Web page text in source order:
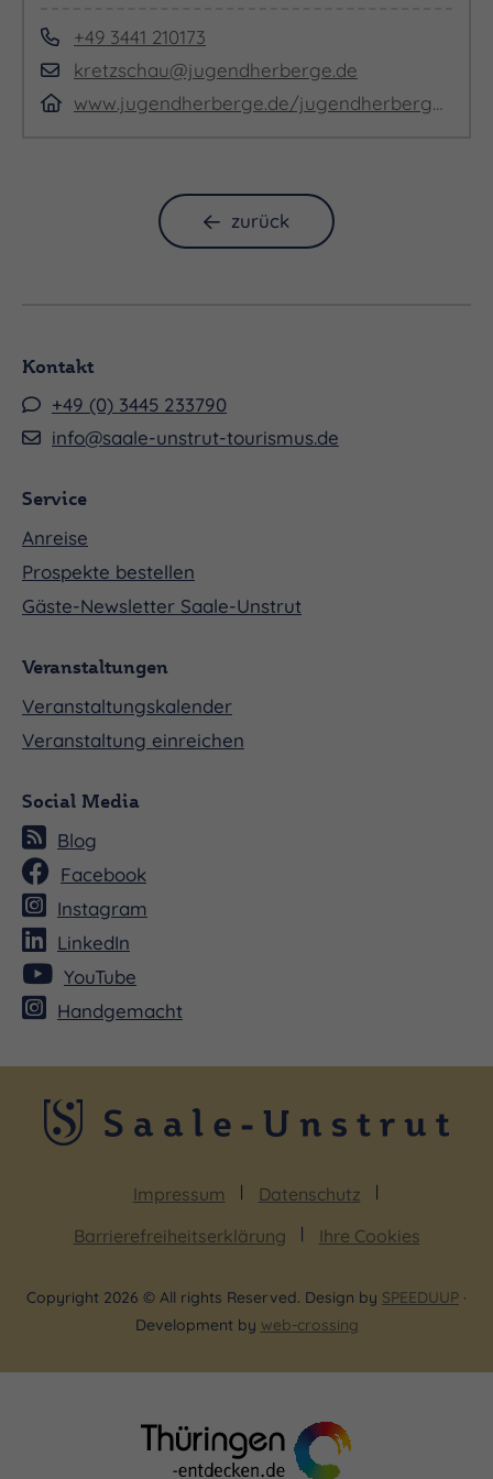
Tagen und Proben ist auf unserem großen, grünen
Areal am See besonders entspannt. Tagungs- und
Musikgruppen stehen fünf Seminarräume für bis
+49 3441 210173
kretzschau@jugendherberge.de
www.jugendherberge.de/jugendherbergen/kretzschau
zurück
Kontakt
+49 (0) 3445 233790
info@saale-unstrut-tourismus.de
Service
Anreise
Prospekte bestellen
Gäste-Newsletter Saale-Unstrut
Veranstaltungen
Veranstaltungskalender
Veranstaltung einreichen
Social Media
Blog
Facebook
Instagram
LinkedIn
YouTube
Handgemacht
Impressum
Datenschutz
Barrierefreiheitserklärung
Ihre Cookies
Copyright 2026 © All rights Reserved. Design by SPEEDUUP ·
Development by web-crossing